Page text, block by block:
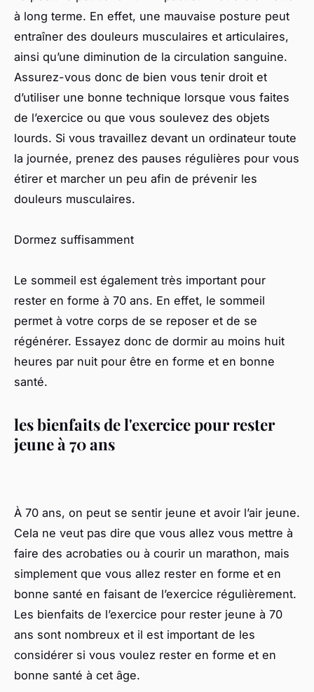
à long terme. En effet, une mauvaise posture peut
entraîner des douleurs musculaires et articulaires,
ainsi qu’une diminution de la circulation sanguine.
Assurez-vous donc de bien vous tenir droit et
d’utiliser une bonne technique lorsque vous faites
de l’exercice ou que vous soulevez des objets
lourds. Si vous travaillez devant un ordinateur toute
la journée, prenez des pauses régulières pour vous
étirer et marcher un peu afin de prévenir les
douleurs musculaires.
Dormez suffisamment
Le sommeil est également très important pour
rester en forme à 70 ans. En effet, le sommeil
permet à votre corps de se reposer et de se
régénérer. Essayez donc de dormir au moins huit
heures par nuit pour être en forme et en bonne
santé.
les bienfaits de l'exercice pour rester
jeune à 70 ans
À 70 ans, on peut se sentir jeune et avoir l’air jeune.
Cela ne veut pas dire que vous allez vous mettre à
faire des acrobaties ou à courir un marathon, mais
simplement que vous allez rester en forme et en
bonne santé en faisant de l’exercice régulièrement.
Les bienfaits de l’exercice pour rester jeune à 70
ans sont nombreux et il est important de les
considérer si vous voulez rester en forme et en
bonne santé à cet âge.